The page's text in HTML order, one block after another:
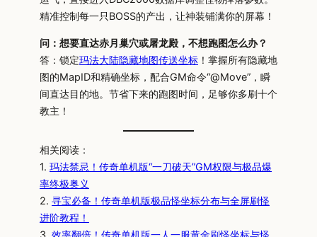
精准控制每一只BOSS的产出，让神装铺满你的屏幕！
问：想要直达赤月巢穴或屠龙殿，不想跑图怎么办？
答：锁定玛法大陆隐藏地图传送坐标 ！掌握所有隐藏地
图的MapID和精确坐标，配合GM命令“@Move”，瞬
间直达目的地。节省下来的跑图时间，足够你多刷十个
教主！
相关阅读：
1. 玛法禁忌！传奇单机版“一刀破天”GM权限与极品爆
率终极奥义
2. 寻宝必备！传奇单机版极品怪坐标分布与全屏刷怪
进阶教程！
3. 效率翻倍！传奇单机版一人一服黄金刷怪坐标与怪